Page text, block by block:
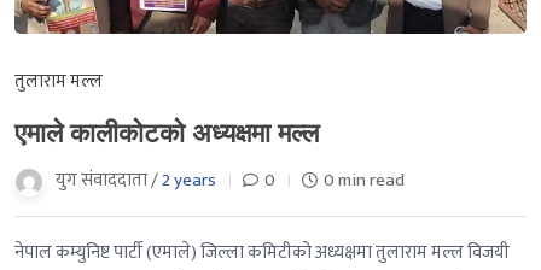
तुलाराम मल्ल
एमाले कालीकोटको अध्यक्षमा मल्ल
युग संवाददाता /2 years 0 0 min read
नेपाल कम्युनिष्ट पार्टी (एमाले) जिल्ला कमिटीको अध्यक्षमा तुलाराम मल्ल विजयी